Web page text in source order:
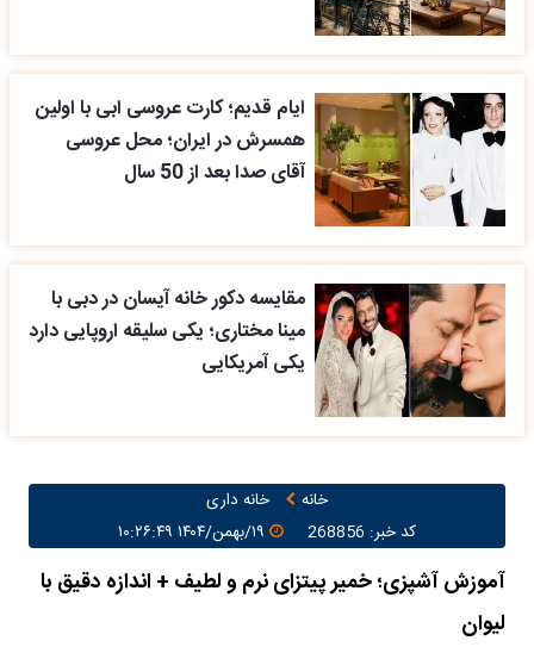
ایام قدیم؛ کارت عروسی ابی با اولین
همسرش در ایران؛ محل عروسی
آقای صدا بعد از 50 سال
مقایسه دکور خانه آیسان در دبی با
مینا مختاری؛ یکی سلیقه اروپایی دارد
یکی آمریکایی
خانه
خانه داری
کد خبر: 268856
۱۹/بهمن/۱۴۰۴ ۱۰:۲۶:۴۹
آموزش آشپزی؛ خمیر پیتزای نرم و لطیف + اندازه دقیق با
لیوان